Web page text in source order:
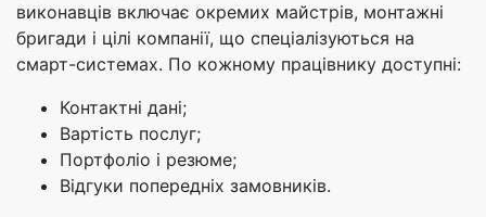
виконавців включає окремих майстрів, монтажні
бригади і цілі компанії, що спеціалізуються на
смарт-системах. По кожному працівнику доступні:
Контактні дані;
Вартість послуг;
Портфоліо і резюме;
Відгуки попередніх замовників.